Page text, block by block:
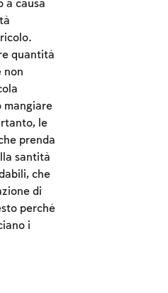
a causa
quantità
non
mangiare
le
prenda
santità
che
di
perché
i